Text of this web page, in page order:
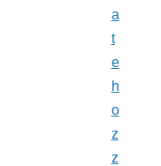
Énekeskönyv
a
t
e
h
o
z
z